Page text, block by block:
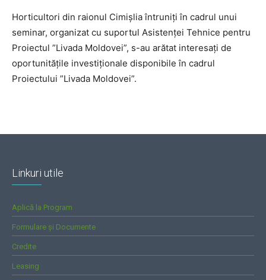
Horticultori din raionul Cimișlia întruniți în cadrul unui
seminar, organizat cu suportul Asistenței Tehnice pentru
Proiectul ”Livada Moldovei”, s-au arătat interesați de
oportunitățile investiționale disponibile în cadrul
Proiectului ”Livada Moldovei”.
Linkuri utile
Aplică la Program
Formulare și Documente
Credite
Leasing